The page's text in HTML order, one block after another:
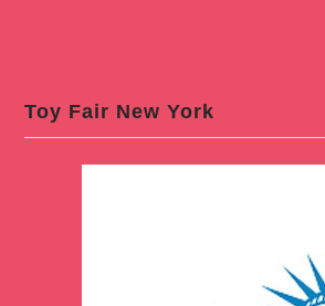
Toy Fair New York